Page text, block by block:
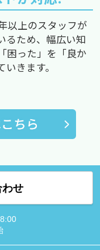
以上のスタッフが
るため、幅広い知
困った」を「良か
きます。
わせ